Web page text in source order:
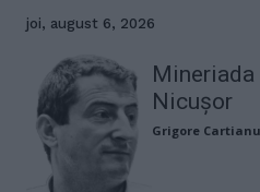
joi, august 6, 2026
Mineriada
Nicușor
Grigore Cartianu